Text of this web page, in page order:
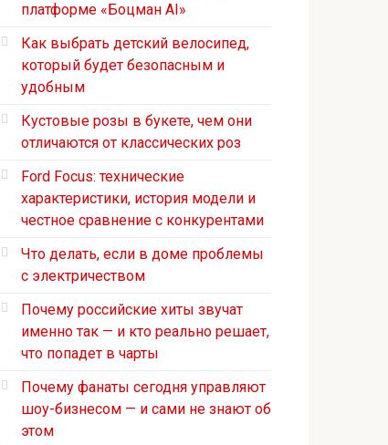
платформе «Боцман AI»
Как выбрать детский велосипед,
который будет безопасным и
удобным
Кустовые розы в букете, чем они
отличаются от классических роз
Ford Focus: технические
характеристики, история модели и
честное сравнение с конкурентами
Что делать, если в доме проблемы
с электричеством
Почему российские хиты звучат
именно так — и кто реально решает,
что попадет в чарты
Почему фанаты сегодня управляют
шоу-бизнесом — и сами не знают об
этом